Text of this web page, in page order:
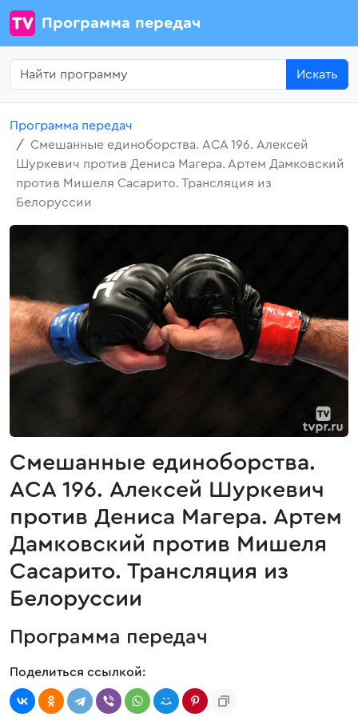
Программа передач
Искать
Программа передач
Смешанные единоборства. ACA 196. Алексей
Шуркевич против Дениса Магера. Артем Дамковский
против Мишеля Сасарито. Трансляция из
Белоруссии
Смешанные единоборства.
ACA 196. Алексей Шуркевич
против Дениса Магера. Артем
Дамковский против Мишеля
Сасарито. Трансляция из
Белоруссии
Программа передач
Поделиться ссылкой: